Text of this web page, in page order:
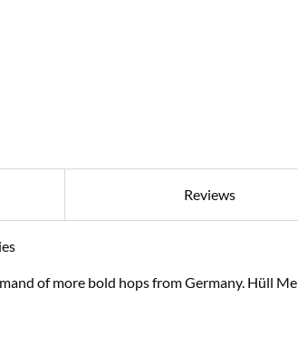
Reviews
of more bold hops from Germany. Hüll